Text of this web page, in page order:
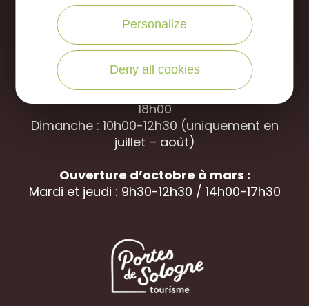
Office de Tourisme des Portes de Sologne
Rue des jardins, 45240 La
Ferté Saint-
Aubin
Ouverture d’avril à septembre
Du mardi au samedi : 9h30-12h30 / 14h00-
18h00
Dimanche : 10h00-12h30 (uniquement en
juillet – août)
Ouverture d’octobre à mars :
Mardi et jeudi : 9h30-12h30 / 14h00-17h30
Personalize
Deny all cookies